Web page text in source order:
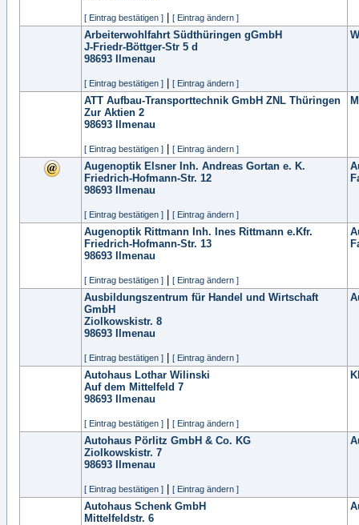
[ Eintrag bestätigen ] [ Eintrag ändern ]
Arbeiterwohlfahrt Südthüringen gGmbH
J-Friedr-Böttger-Str 5 d
98693
Ilmenau
[ Eintrag bestätigen ] [ Eintrag ändern ]
ATT Aufbau-Transporttechnik GmbH ZNL Thüringen
Zur Aktien 2
98693
Ilmenau
[ Eintrag bestätigen ] [ Eintrag ändern ]
Augenoptik Elsner Inh. Andreas Gortan e. K.
Friedrich-Hofmann-Str. 12
98693
Ilmenau
[ Eintrag bestätigen ] [ Eintrag ändern ]
Augenoptik Rittmann Inh. Ines Rittmann e.Kfr.
Friedrich-Hofmann-Str. 13
98693
Ilmenau
[ Eintrag bestätigen ] [ Eintrag ändern ]
Ausbildungszentrum für Handel und Wirtschaft
GmbH
Ziolkowskistr. 8
98693
Ilmenau
[ Eintrag bestätigen ] [ Eintrag ändern ]
Autohaus Lothar Wilinski
Auf dem Mittelfeld 7
98693
Ilmenau
[ Eintrag bestätigen ] [ Eintrag ändern ]
Autohaus Pörlitz GmbH & Co. KG
Ziolkowskistr. 7
98693
Ilmenau
[ Eintrag bestätigen ] [ Eintrag ändern ]
Autohaus Schenk GmbH
Mittelfeldstr. 6